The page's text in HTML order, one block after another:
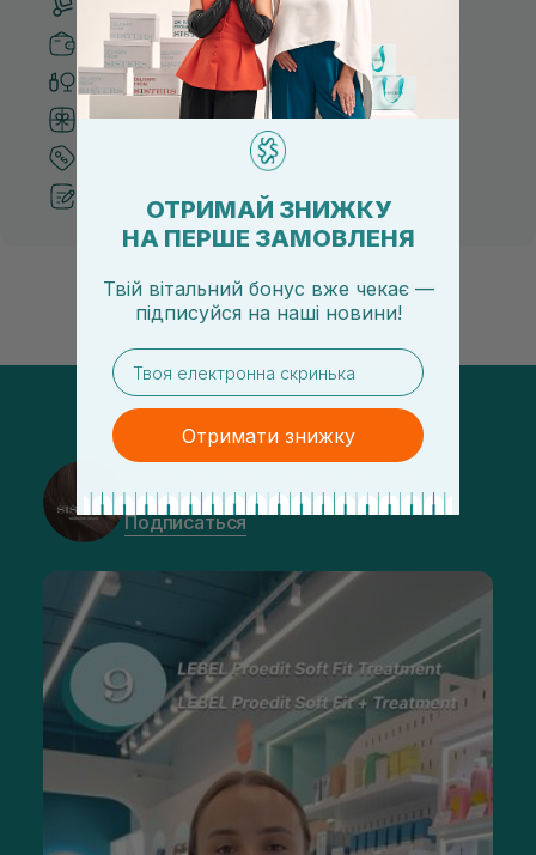
Бесплатная доставка от 3000 UAH
Безопасные способы оплаты
Только оригинальная косметика
Система бонусов и лояльности
Лучшие цены и топ товары
Рекомендации от косметологов
Подписаться
ОТРИМАЙ ЗНИЖКУ
НА ПЕРШЕ ЗАМОВЛЕНЯ
Твій вітальний бонус вже чекає —
підписуйся на наші новини!
email
Отримати знижку